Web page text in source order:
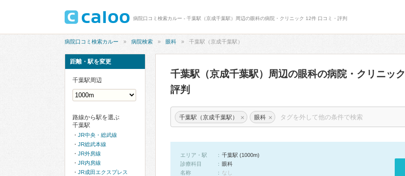
病院口コミ検索カルー - 千葉駅（京成千葉駅）周辺の眼科の病院・クリニック 12件 口コミ・評判
病院口コミ検索カルー 病院検索 眼科 千葉駅（京成千葉駅）
千葉駅（京成千葉駅）周辺の眼科の病院・クリニック
評判
千葉駅（京成千葉駅） × 眼科 ×
エリア・駅
千葉駅 (1000m)
診療科目
眼科
名称
なし
距離・駅を変更
千葉駅周辺
路線から駅を選ぶ
千葉駅
JR中央・総武線
JR総武本線
JR外房線
JR内房線
JR成田エクスプレス